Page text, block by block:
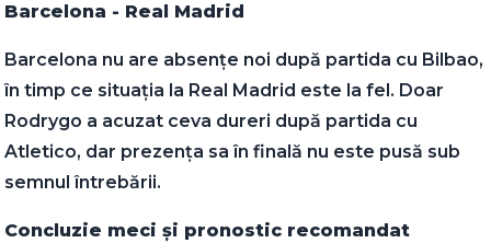
Barcelona - Real Madrid
Barcelona nu are absențe noi după partida cu Bilbao,
în timp ce situația la Real Madrid este la fel. Doar
Rodrygo a acuzat ceva dureri după partida cu
Atletico, dar prezența sa în finală nu este pusă sub
semnul întrebării.
Concluzie meci și pronostic recomandat